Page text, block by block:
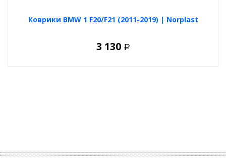
Коврики BMW 1 F20/F21 (2011-2019) | Norplast
3 130 Р